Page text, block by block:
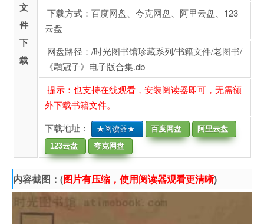
文
件
下
载
下载方式：百度网盘、夸克网盘、阿里云盘、123
云盘
网盘路径：/时光图书馆珍藏系列/书籍文件/老图书/
《鹖冠子》电子版合集.db
提示：也支持在线观看，安装阅读器即可，无需额
外下载书籍文件。
下载地址：
★阅读器★ 百度网盘
阿里云盘
123云盘
夸克网盘
内容截图：(图片有压缩，使用阅读器观看更清晰)